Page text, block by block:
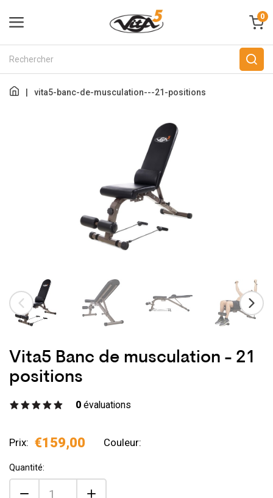
0
| vita5-banc-de-musculation---21-positions
Vita5 Banc de musculation - 21
positions
0évaluations
Prix: €159,00 Couleur:
Quantité: